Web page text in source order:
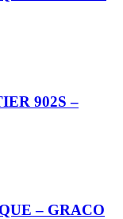
902S –
– GRACO